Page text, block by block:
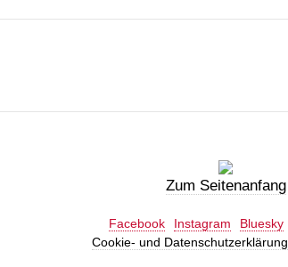
Zum Seitenanfang
Facebook Instagram Bluesky
Cookie- und Datenschutzerklärung